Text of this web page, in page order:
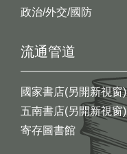
政治/外交/國防
流通管道
國家書店(另開新視窗)
五南書店(另開新視窗)
寄存圖書館